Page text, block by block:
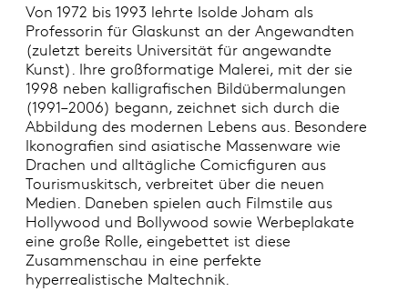
Von 1972 bis 1993 lehrte Isolde Joham als
Professorin für Glaskunst an der Angewandten
(zuletzt bereits Universität für angewandte
Kunst). Ihre großformatige Malerei, mit der sie
1998 neben kalligrafischen Bildübermalungen
(1991–2006) begann, zeichnet sich durch die
Abbildung des modernen Lebens aus. Besondere
Ikonografien sind asiatische Massenware wie
Drachen und alltägliche Comicfiguren aus
Tourismuskitsch, verbreitet über die neuen
Medien. Daneben spielen auch Filmstile aus
Hollywood und Bollywood sowie Werbeplakate
eine große Rolle, eingebettet ist diese
Zusammenschau in eine perfekte
hyperrealistische Maltechnik.